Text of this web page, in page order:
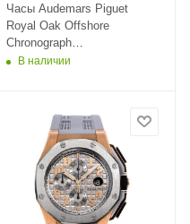
Часы Audemars Piguet
Royal Oak Offshore
Chronograph
26400IO.OO.A004CA.01
В наличии